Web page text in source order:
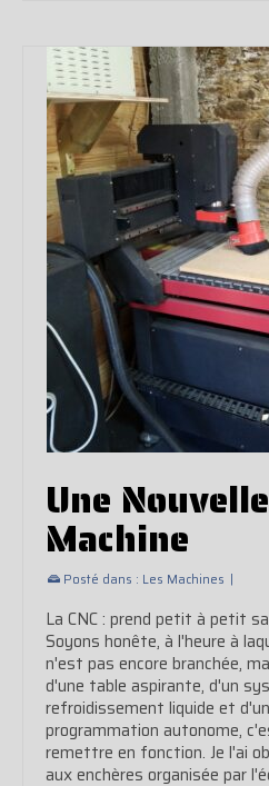
Une Nouvelle
Machine
Posté dans : Les Machines |
La CNC : prend petit à petit
Soyons honête, à l'heure à
n'est pas encore branchée,
d'une table aspirante, d'un
refroidissement liquide et
programmation autonome,
remettre en fonction. Je l'ai
aux enchères organisée par